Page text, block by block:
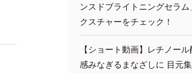
ンスドブライトニングセラ
クスチャーをチェック！
【ショート動画】レチノー
感みなぎるまなざしに 目元